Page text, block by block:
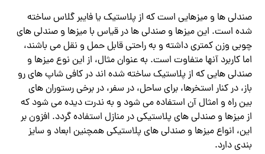
صندلی ها و میزهایی است که از پلاستیک یا فایبر گلاس ساخته
شده است. این میزها و صندلی ها در قیاس با میزها و صندلی های
چوبی وزن کمتری داشته و به راحتی قابل حمل و نقل می باشند،
اما کاربرد آنها متفاوت است. به عنوان مثال، از این نوع میزها و
صندلی هایی که از پلاستیک ساخته شده اند در کافی شاپ های رو
باز، در کنار استخرها، برای ساحل، در سفر، در برخی رستوران های
بین راه و امثال آن استفاده می شود و به ندرت دیده می‌ شود که
از میزها و صندلی های پلاستیکی در منازل استفاده گردد. افزون بر
این، انواع میزها و صندلی های پلاستیکی همچنین ابعاد و سایز
بندی دارد.